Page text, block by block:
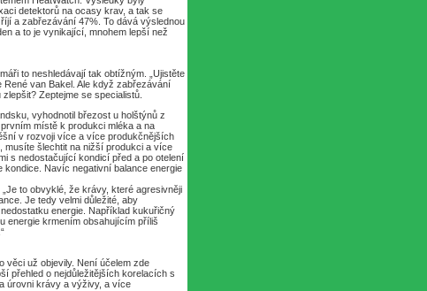
detektorů na ocasy krav, a tak se
a zabřezávání 47%. To dává výslednou
a to je vynikající, mnohem lepší než
to neshledávají tak obtížným. „Ujistěte
van Bakel. Ale když zabřezávání
Zeptejme se specialistů.
vyhodnotil březost u holštýnů z
místě k produkci mléka a na
v rozvoji více a více produkčnějších
musíte šlechtit na nižší produkci a více
s nedostačující kondicí před a po otelení
Navíc negativní balance energie
to obvyklé, že krávy, které agresivněji
Je tedy velmi důležité, aby
energie. Například kukuřičný
energie krmením obsahujícím příliš
věci už objevily. Není účelem zde
přehled o nejdůležitějších korelacích s
úrovni krávy a výživy, a více